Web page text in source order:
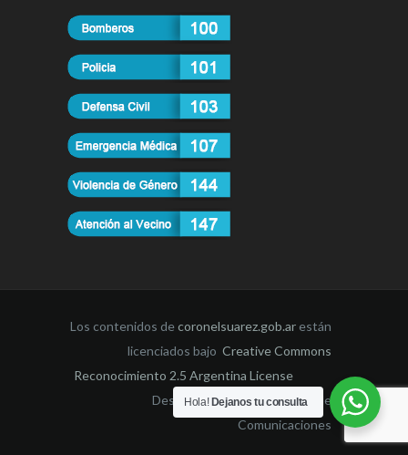
Los contenidos decoronelsuarez.gob.ar están
licenciados bajo Creative Commons
Reconocimiento 2.5 Argentina License
Desarrollado por la Dirección de
Comunicaciones
Hola! Dejanos tu consulta